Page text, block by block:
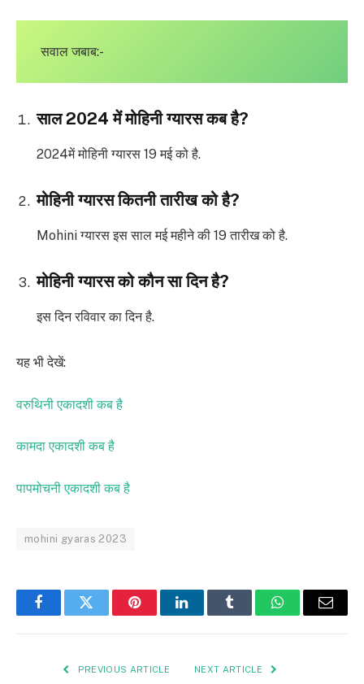
सवाल जबाब:-
साल 2024 में मोहिनी ग्यारस कब है?
2024में मोहिनी ग्यारस 19 मई को है.
मोहिनी ग्यारस कितनी तारीख को है?
Mohini ग्यारस इस साल मई महीने की 19 तारीख को है.
मोहिनी ग्यारस को कौन सा दिन है?
इस दिन रविवार का दिन है.
यह भी देखें:
वरुथिनी एकादशी कब है
कामदा एकादशी कब है
पापमोचनी एकादशी कब है
mohini gyaras 2023
FacebookTwitter PinterestLinkedInTumblr WhatsAppEmail
PREVIOUS ARTICLE NEXT ARTICLE